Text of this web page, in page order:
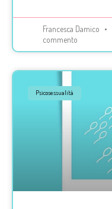
Francesca Damico
commento
Psicosessualità